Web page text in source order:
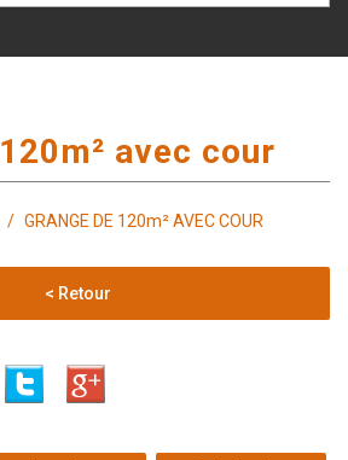
120m² avec cour
GRANGE DE 120m² AVEC COUR
< Retour